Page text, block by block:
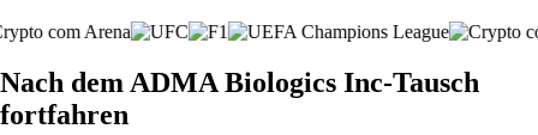
Nach dem ADMA Biologics Inc-Tausch
fortfahren